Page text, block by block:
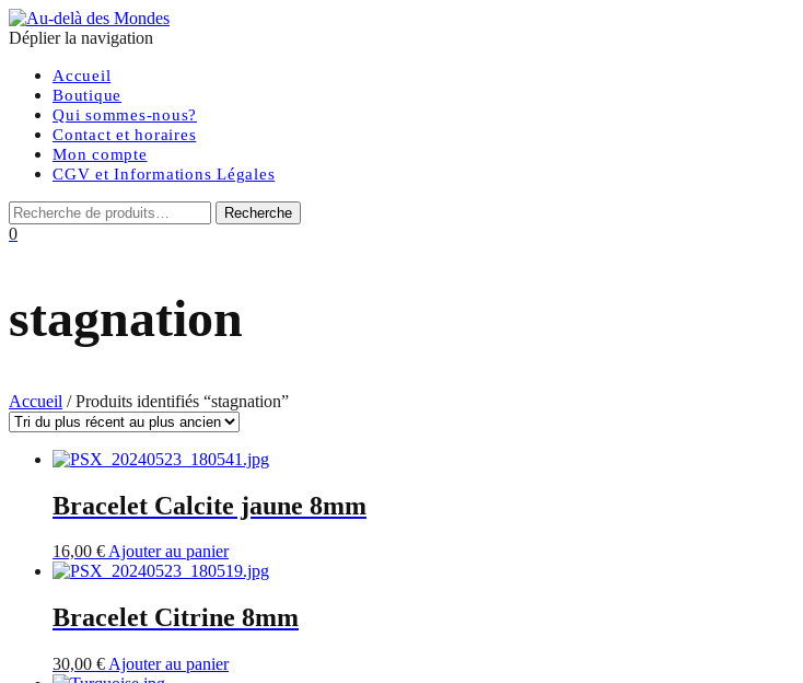
Déplier la navigation
Accueil
Boutique
Qui sommes-nous?
Contact et horaires
Mon compte
CGV et Informations Légales
0
stagnation
Accueil / Produits identifiés “stagnation”
Bracelet Calcite jaune 8mm
16,00 €Ajouter au panier
Bracelet Citrine 8mm
30,00 € Ajouter au panier